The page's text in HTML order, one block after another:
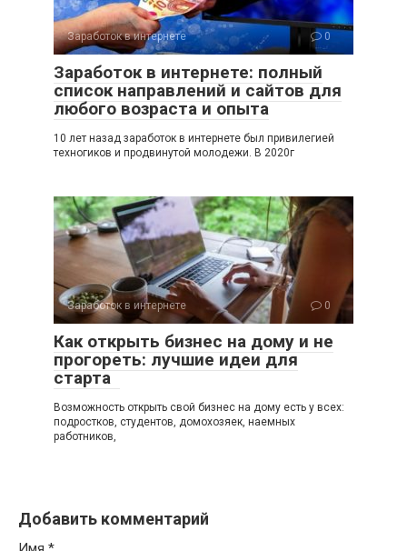
Заработок в интернете 0
Заработок в интернете: полный
список направлений и сайтов для
любого возраста и опыта
10 лет назад заработок в интернете был привилегией
техногиков и продвинутой молодежи. В 2020г
Заработок в интернете 0
Как открыть бизнес на дому и не
прогореть: лучшие идеи для
старта
Возможность открыть свой бизнес на дому есть у всех:
подростков, студентов, домохозяек, наемных
работников,
Добавить комментарий